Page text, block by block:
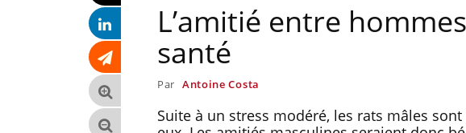
L’amitié entre
santé
Par Antoine Costa
Suite à un stress modéré, les rats mâles